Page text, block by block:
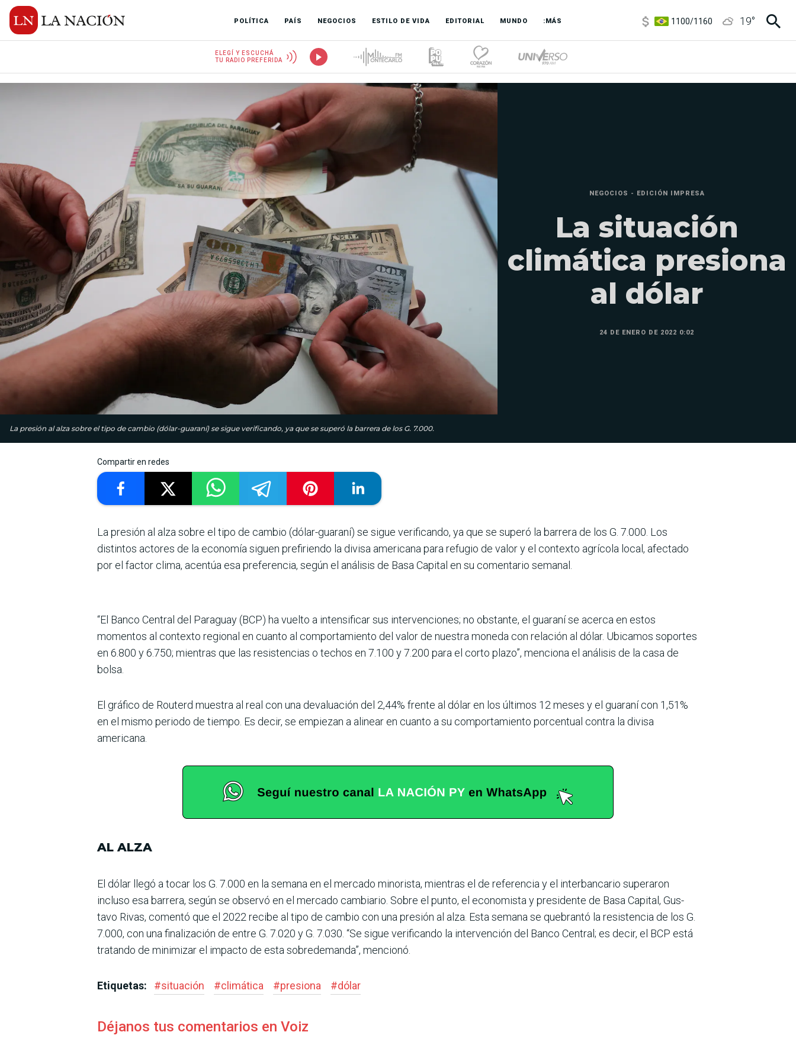
POLÍTICA PAÍS NEGOCIOS ESTILO DE VIDA EDITORIAL MUNDO :MÁS
3,8/4
19°
ELEGÍ Y ESCUCHÁ
TU RADIO PREFERIDA
La presión al alza sobre el tipo de cambio (dólar-guaraní) se sigue verificando, ya que se superó la barrera de los G. 7.000.
NEGOCIOS - EDICIÓN IMPRESA
La situación
climática presiona
al dólar
24 DE ENERO DE 2022 0:02
Compartir en redes
La presión al alza sobre el tipo de cambio (dólar-guaraní) se sigue verificando, ya que se superó la barrera de los G. 7.000. Los
distintos actores de la economía siguen pre­firiendo la divisa americana para refugio de valor y el con­texto agrícola local, afectado
por el factor clima, acentúa esa preferencia, según el análisis de Basa Capital en su comen­tario semanal.
“El Banco Central del Paraguay (BCP) ha vuelto a intensificar sus intervenciones; no obstante, el guaraní se acerca en estos
momentos al contexto regio­nal en cuanto al comporta­miento del valor de nuestra moneda con relación al dólar. Ubicamos soportes
en 6.800 y 6.750; mientras que las resis­tencias o techos en 7.100 y 7.200 para el corto plazo”, menciona el análisis de la casa de
bolsa.
El gráfico de Routerd muestra al real con una deva­luación del 2,44% frente al dólar en los últimos 12 meses y el guaraní con 1,51%
en el mismo periodo de tiempo. Es decir, se empiezan a alinear en cuanto a su comportamiento porcentual contra la divisa
americana.
AL ALZA
El dólar llegó a tocar los G. 7.000 en la semana en el mer­cado minorista, mientras el de referencia y el interban­cario superaron
incluso esa barrera, según se observó en el mercado cambiario. Sobre el punto, el economista y pre­sidente de Basa Capital, Gus­
tavo Rivas, comentó que el 2022 recibe al tipo de cam­bio con una presión al alza. Esta semana se quebrantó la resistencia de los G.
7.000, con una finalización de entre G. 7.020 y G. 7.030. “Se sigue verificando la intervención del Banco Central; es decir, el BCP está
tratando de minimi­zar el impacto de esta sobrede­manda”, mencionó.
Etiquetas: #situación #climática #presiona #dólar
Déjanos tus comentarios en Voiz